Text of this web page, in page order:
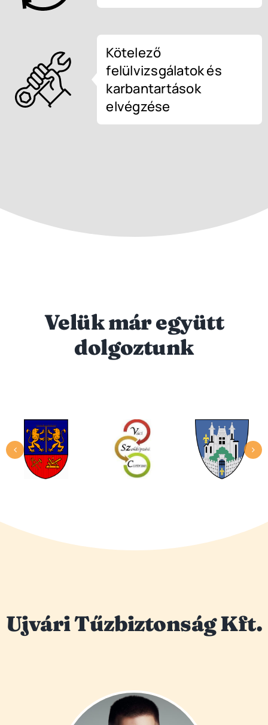
Kötelező
felülvizsgálatok és
karbantartások
elvégzése
Velük már együtt
dolgoztunk
Ujvári Tűzbiztonság Kft.